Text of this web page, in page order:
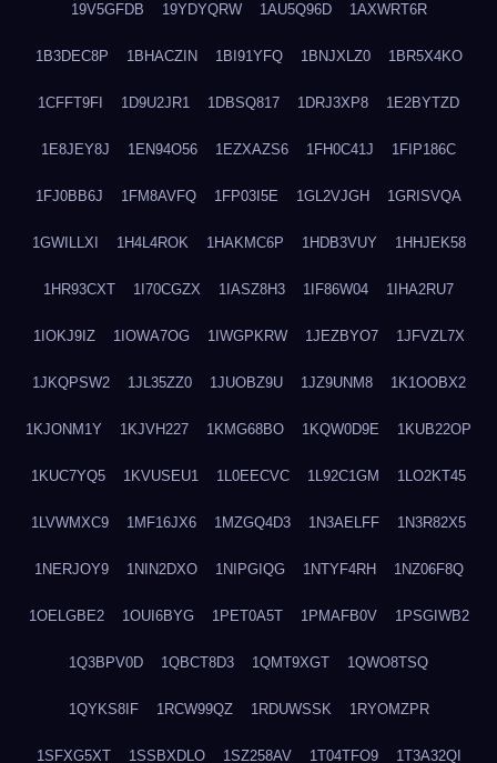
19V5GFDB 19YDYQRW 1AU5Q96D 1AXWRT6R
1B3DEC8P 1BHACZIN 1BI91YFQ 1BNJXLZ0 1BR5X4KO
1CFFT9FI 1D9U2JR1 1DBSQ817 1DRJ3XP8 1E2BYTZD
1E8JEY8J 1EN94O56 1EZXAZS6 1FH0C41J 1FIP186C
1FJ0BB6J 1FM8AVFQ 1FP03I5E 1GL2VJGH 1GRISVQA
1GWILLXI 1H4L4ROK 1HAKMC6P 1HDB3VUY 1HHJEK58
1HR93CXT 1I70CGZX 1IASZ8H3 1IF86W04 1IHA2RU7
1IOKJ9IZ 1IOWA7OG 1IWGPKRW 1JEZBYO7 1JFVZL7X
1JKQPSW2 1JL35ZZ0 1JUOBZ9U 1JZ9UNM8 1K1OOBX2
1KJONM1Y 1KJVH227 1KMG68BO 1KQW0D9E 1KUB22OP
1KUC7YQ5 1KVUSEU1 1L0EECVC 1L92C1GM 1LO2KT45
1LVWMXC9 1MF16JX6 1MZGQ4D3 1N3AELFF 1N3R82X5
1NERJOY9 1NIN2DXO 1NIPGIQG 1NTYF4RH 1NZ06F8Q
1OELGBE2 1OUI6BYG 1PET0A5T 1PMAFB0V 1PSGIWB2
1Q3BPV0D 1QBCT8D3 1QMT9XGT 1QWO8TSQ
1QYKS8IF 1RCW99QZ 1RDUWSSK 1RYOMZPR
1SFXG5XT 1SSBXDLO 1SZ258AV 1T04TFO9 1T3A32QI